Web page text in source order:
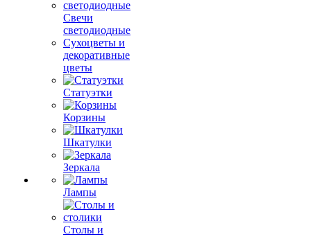
Свечи
светодиодные
Сухоцветы и
декоративные
цветы
Статуэтки
Корзины
Шкатулки
Зеркала
Лампы
Столы и